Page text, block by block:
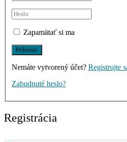
Zapamätať si ma
Nemáte vytvorený účet? Registrujte
Zabudnuté heslo?
Registrácia